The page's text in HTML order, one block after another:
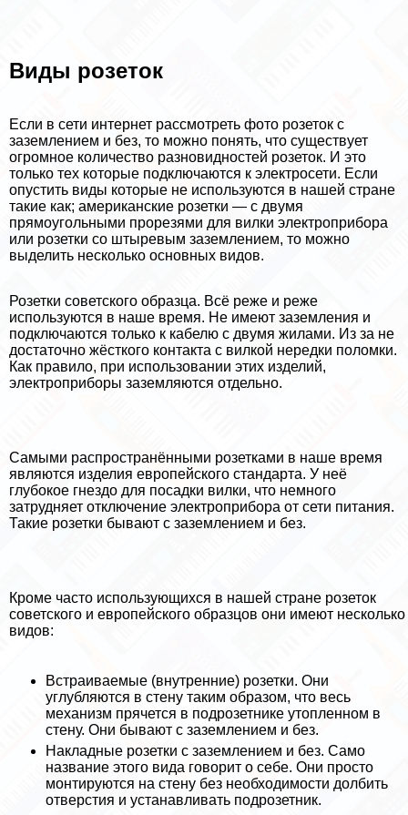
Виды розеток
Если в сети интернет рассмотреть фото розеток с
заземлением и без, то можно понять, что существует
огромное количество разновидностей розеток. И это
только тех которые подключаются к электросети. Если
опустить виды которые не используются в нашей стране
такие как; американские розетки — с двумя
прямоугольными прорезями для вилки электроприбора
или розетки со штыревым заземлением, то можно
выделить несколько основных видов.
Розетки советского образца. Всё реже и реже
используются в наше время. Не имеют заземления и
подключаются только к кабелю с двумя жилами. Из за не
достаточно жёсткого контакта с вилкой нередки поломки.
Как правило, при использовании этих изделий,
электроприборы заземляются отдельно.
Самыми распространёнными розетками в наше время
являются изделия европейского стандарта. У неё
глубокое гнездо для посадки вилки, что немного
затрудняет отключение электроприбора от сети питания.
Такие розетки бывают с заземлением и без.
Кроме часто использующихся в нашей стране розеток
советского и европейского образцов они имеют несколько
видов:
Встраиваемые (внутренние) розетки. Они
углубляются в стену таким образом, что весь
механизм прячется в подрозетнике утопленном в
стену. Они бывают с заземлением и без.
Накладные розетки с заземлением и без. Само
название этого вида говорит о себе. Они просто
монтируются на стену без необходимости долбить
отверстия и устанавливать подрозетник.